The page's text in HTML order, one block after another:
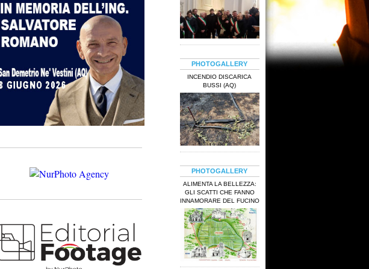
PHOTOGALLERY
INCENDIO DISCARICA
BUSSI (AQ)
PHOTOGALLERY
ALIMENTA LA BELLEZZA:
GLI SCATTI CHE FANNO
INNAMORARE DEL FUCINO